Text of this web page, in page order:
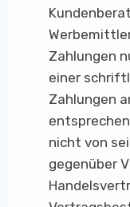
Zahlungen
einer
Zahlungen
nicht von
gegenüber